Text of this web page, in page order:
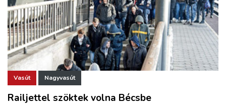
Vasút Nagyvasút
Railjettel szöktek volna Bécsbe